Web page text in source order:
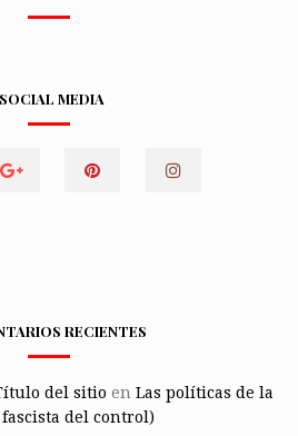
SOCIAL MEDIA
RECIENTES
del sitio en Las políticas de la
del control)